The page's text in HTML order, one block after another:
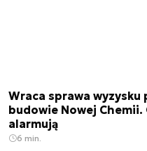
Wraca sprawa wyzysku
budowie Nowej
alarmują
6 min.